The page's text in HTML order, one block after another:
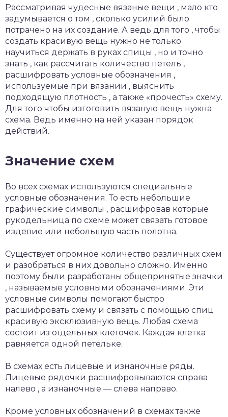
Рассматривая чудесные вязаные вещи , мало кто
задумывается о том , сколько усилий было
потрачено на их создание. А ведь для того , чтобы
создать красивую вещь нужно не только
научиться держать в руках спицы , но и точно
знать , как рассчитать количество петель ,
расшифровать условные обозначения ,
используемые при вязании , выяснить
подходящую плотность , а также «прочесть» схему.
Для того чтобы изготовить вязаную вещь нужна
схема. Ведь именно на ней указан порядок
действий.
Значение схем
Во всех схемах используются специальные
условные обозначения. То есть небольшие
графические символы , расшифровав которые
рукодельница по схеме может связать готовое
изделие или небольшую часть полотна.
Существует огромное количество различных схем
и разобраться в них довольно сложно. Именно
поэтому были разработаны общепринятые значки
, называемые условными обозначениями. Эти
условные символы помогают быстро
расшифровать схему и связать с помощью спиц
красивую эксклюзивную вещь. Любая схема
состоит из отдельных клеточек. Каждая клетка
равняется одной петельке.
В схемах есть лицевые и изнаночные ряды.
Лицевые рядочки расшифровываются справа
налево , а изнаночные — слева направо.
Кроме условных обозначений в схемах также